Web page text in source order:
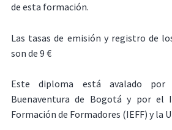
de esta formación.
Las tasas de emisión y registro de
son de 9 €
Este diploma está avalado por
Buenaventura de Bogotá y por el
Formación de Formadores (IEFF) y la